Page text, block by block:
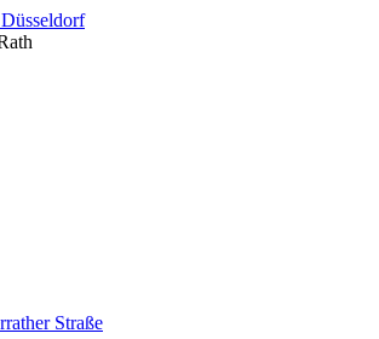
Straße